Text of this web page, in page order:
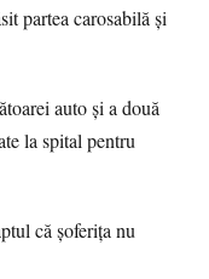
partea carosabilă și
auto și a două
la spital pentru
că șoferița nu